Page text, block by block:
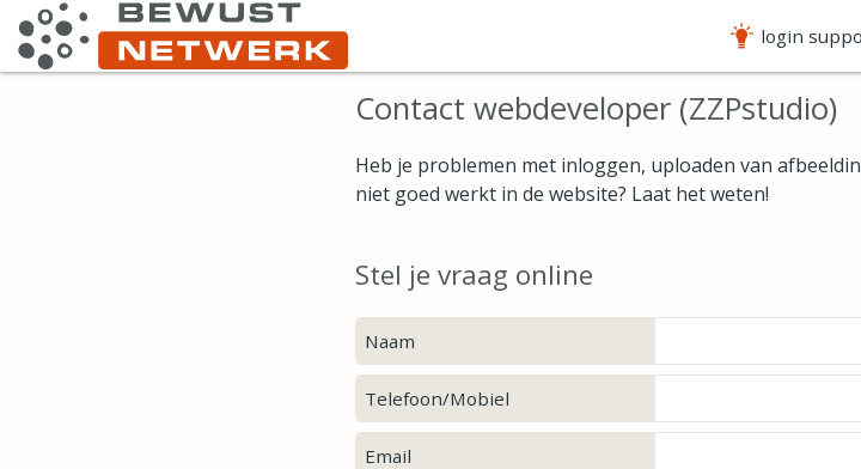
login
Contact webdeveloper (ZZPstudio)
Heb je problemen met inloggen, uploaden van
niet goed werkt in de website? Laat het weten!
Stel je vraag online
Naam
Telefoon/Mobiel
Email